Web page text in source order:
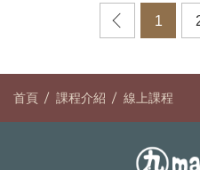
上
頁
1
首頁 課程介紹 線上課程